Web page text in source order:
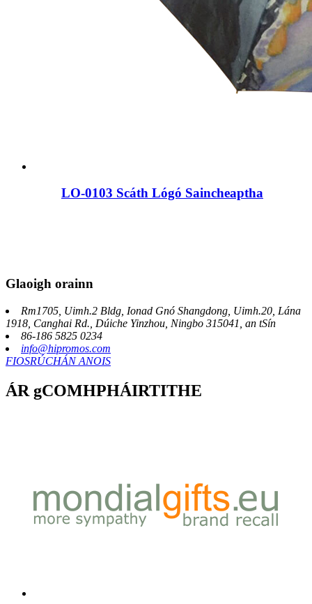
LO-0103 Scáth Lógó Saincheaptha
Glaoigh orainn
Rm1705, Uimh.2 Bldg, Ionad Gnó Shangdong, Uimh.20, Lána
1918, Canghai Rd., Dúiche Yinzhou, Ningbo 315041, an tSín
86-186 5825 0234
info@hipromos.com
FIOSRÚCHÁN ANOIS
ÁR gCOMHPHÁIRTITHE